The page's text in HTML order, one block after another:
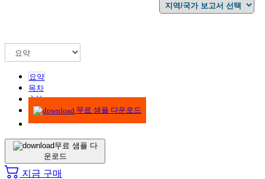
요약
목차
方法
무료 샘플 다운로드
무료 샘플 다
운로드
지금 구매